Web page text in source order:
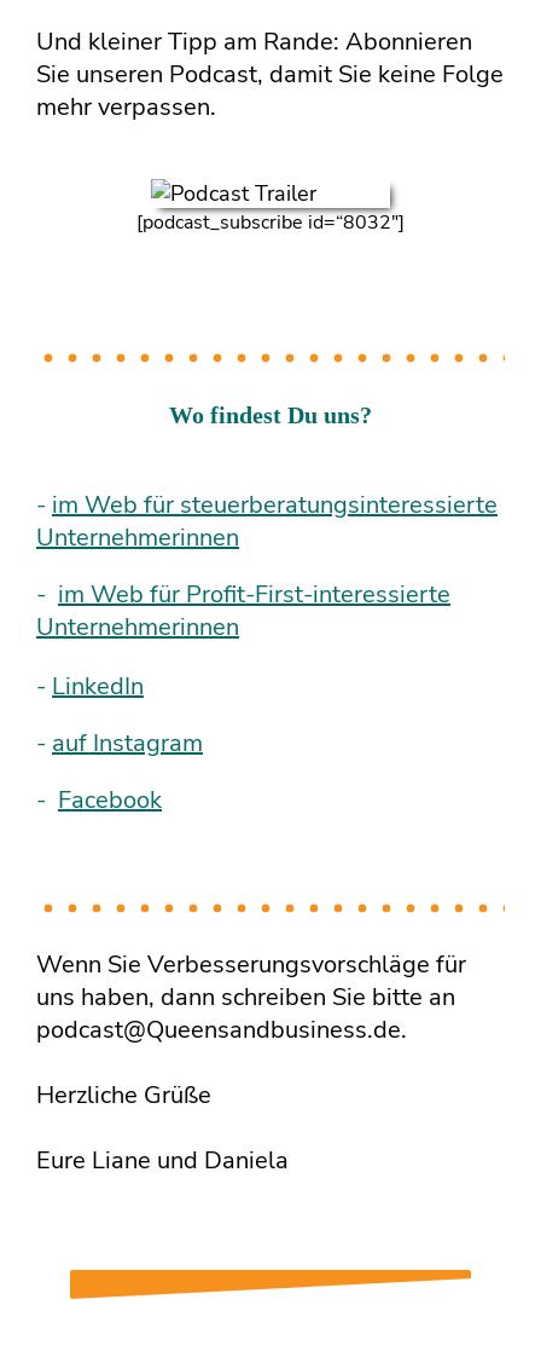
Und kleiner Tipp am Rande: Abonnieren
Sie unseren Podcast, damit Sie keine Folge
mehr verpassen.
[podcast_subscribe id=“8032″]
Wo findest Du uns?
- im Web für steuerberatungsinteressierte
Unternehmerinnen
- im Web für Profit-First-interessierte
Unternehmerinnen
- LinkedIn
- auf Instagram
- Facebook
Wenn Sie Verbesserungsvorschläge für
uns haben, dann schreiben Sie bitte an
podcast@Queensandbusiness.de.
Herzliche Grüße
Eure Liane und Daniela